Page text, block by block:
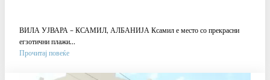
ВИЛА УЈВАРА – КСАМИЛ, АЛБАНИЈА Ксамил е место со прекрасни
егзотични плажи…
Прочитај повеќе:
UJVARA